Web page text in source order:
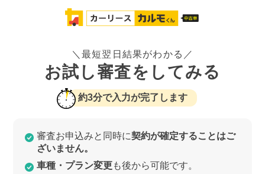
＼最短翌日結果がわかる／
お試し審査をしてみる
約3分で入力が完了します
審査お申込みと同時に契約が確定することはご
ざいません。
車種・プラン変更も後から可能です。